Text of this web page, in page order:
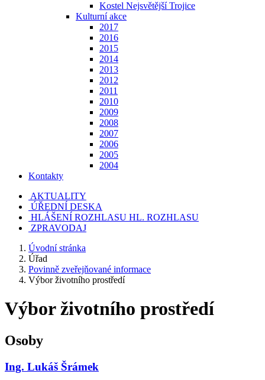
Kostel Nejsvětější Trojice
Kulturní akce
2017
2016
2015
2014
2013
2012
2011
2010
2009
2008
2007
2006
2005
2004
Kontakty
AKTUALITY
ÚŘEDNÍ DESKA
HLÁŠENÍ ROZHLASU HL. ROZHLASU
ZPRAVODAJ
Úvodní stránka
Úřad
Povinně zveřejňované informace
Výbor životního prostředí
Výbor životního prostředí
Osoby
Ing. Lukáš Šrámek